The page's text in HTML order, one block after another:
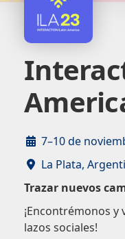
7–10 de
La Plata,
Trazar nuevos
¡Encontrémonos
lazos sociales!